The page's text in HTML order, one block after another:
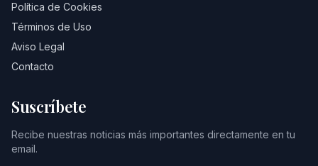
Política de Cookies
Términos de Uso
Aviso Legal
Contacto
Suscríbete
Recibe nuestras noticias más importantes directamente en tu
email.